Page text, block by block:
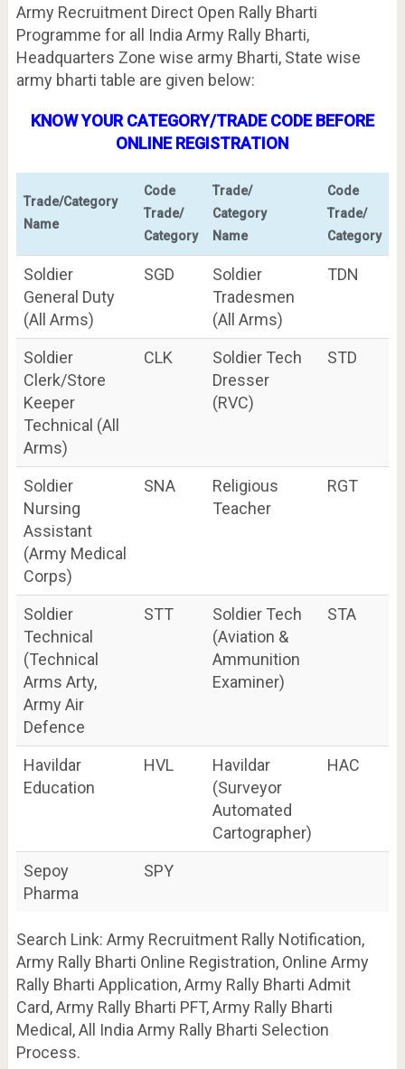
Army Recruitment Direct Open Rally Bharti
Programme for all India Army Rally Bharti,
Headquarters Zone wise army Bharti, State wise
army bharti table are given below:
KNOW YOUR CATEGORY/TRADE CODE BEFORE
ONLINE REGISTRATION
Trade/Category
Name
Code
Trade/
Category
Trade/
Category
Name
Code
Trade/
Category
Soldier
General Duty
(All Arms)
SGD
Soldier
Tradesmen
(All Arms)
TDN
Soldier
Clerk/Store
Keeper
Technical (All
Arms)
CLK
Soldier Tech
Dresser
(RVC)
STD
Soldier
Nursing
Assistant
(Army Medical
Corps)
SNA
Religious
Teacher
RGT
Soldier
Technical
(Technical
Arms Arty,
Army Air
Defence
STT
Soldier Tech
(Aviation &
Ammunition
Examiner)
STA
Havildar
Education
HVL
Havildar
(Surveyor
Automated
Cartographer)
HAC
Sepoy
Pharma
SPY
Search Link: Army Recruitment Rally Notification,
Army Rally Bharti Online Registration, Online Army
Rally Bharti Application, Army Rally Bharti Admit
Card, Army Rally Bharti PFT, Army Rally Bharti
Medical, All India Army Rally Bharti Selection
Process.